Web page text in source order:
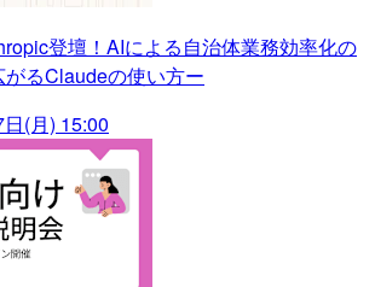
登壇！AIによる自治体業務効率化の
るClaudeの使い方ー
(月) 15:00